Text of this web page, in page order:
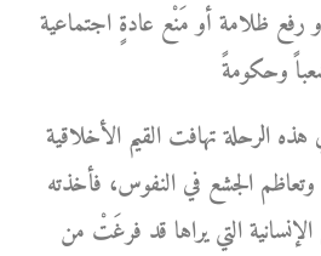
رفع ظلامة أو مَنْع عادةٍ اجتماعية
الرحلة تهافت القيم الأخلاقية
الجشع في النفوس، فأخذته
التي يراها قد فرغَتْ من